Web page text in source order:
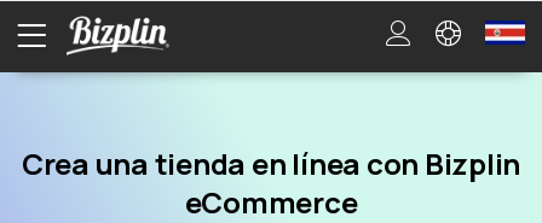
Crea una tienda en línea con Bizplin
eCommerce